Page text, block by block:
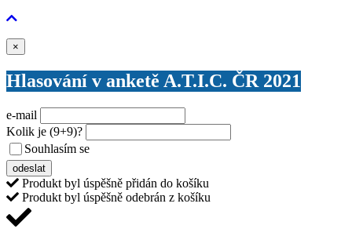
×
Hlasování v anketě A.T.I.C. ČR 2021
e-mail
Kolik je (9+9)?
Souhlasím se
odeslat
Produkt byl úspěšně přidán do košíku
Produkt byl úspěšně odebrán z košíku